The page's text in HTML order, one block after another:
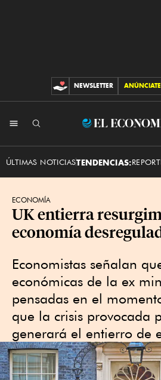
CONTRIBUCIONES
NEWSLETTER ANÚNCIATE
El
ÚLTIMAS NOTICIASTENDENCIAS:
ECONOMÍA
UK entierra
economía
Economistas señalan
económicas de la ex
pensadas en el
que la crisis provocada
generará el entierro de